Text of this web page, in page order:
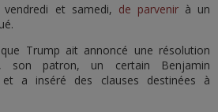
et samedi, de parvenirà un
Trump ait annoncé une résolution
son patron, un certain Benjamin
et a inséré des clauses destinées à